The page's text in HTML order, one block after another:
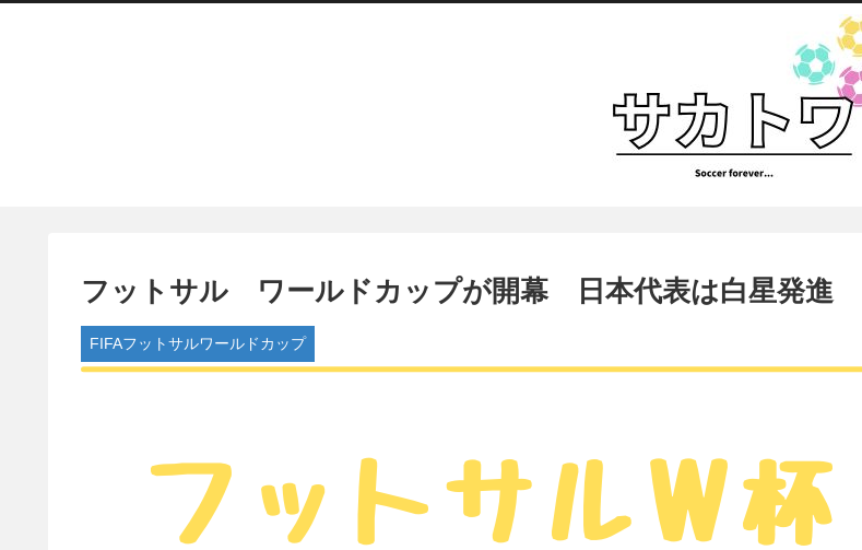
フットサル ワールドカップが開幕 日本代表は白星発進
FIFAフットサルワールドカップ